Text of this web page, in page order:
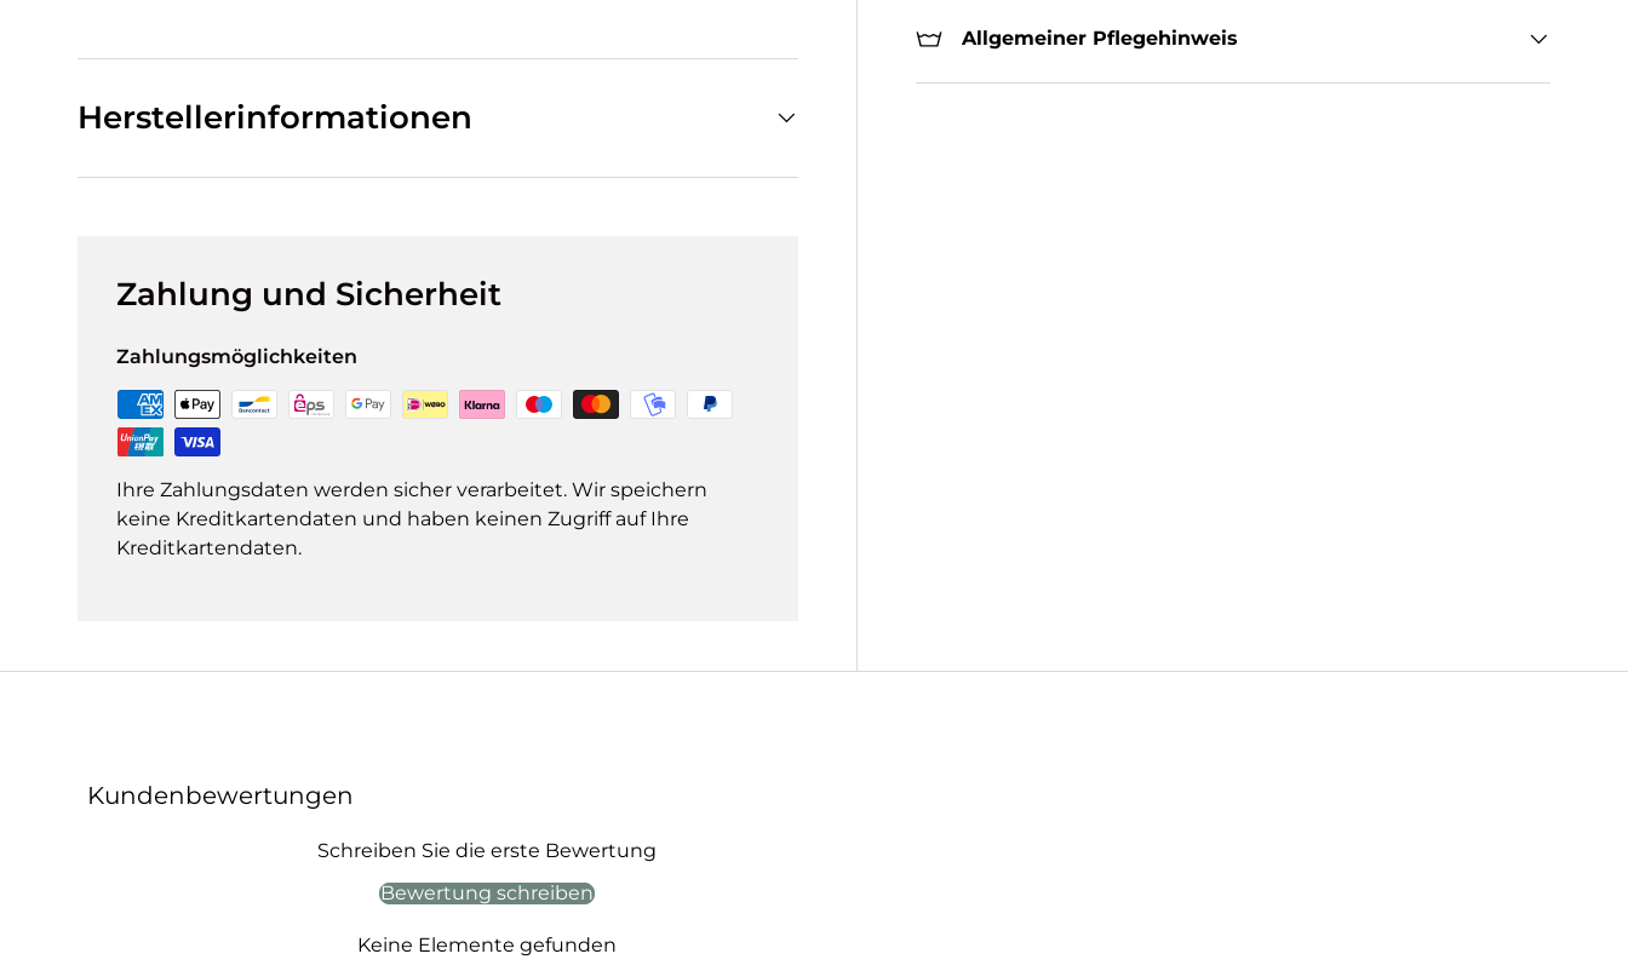
Allgemeiner Pflegehinweis
Herstellerinformationen
Zahlung und Sicherheit
Zahlungsmöglichkeiten
Ihre Zahlungsdaten werden sicher verarbeitet. Wir speichern
keine Kreditkartendaten und haben keinen Zugriff auf Ihre
Kreditkartendaten.
Kundenbewertungen
Schreiben Sie die erste Bewertung
Bewertung schreiben
Keine Elemente gefunden